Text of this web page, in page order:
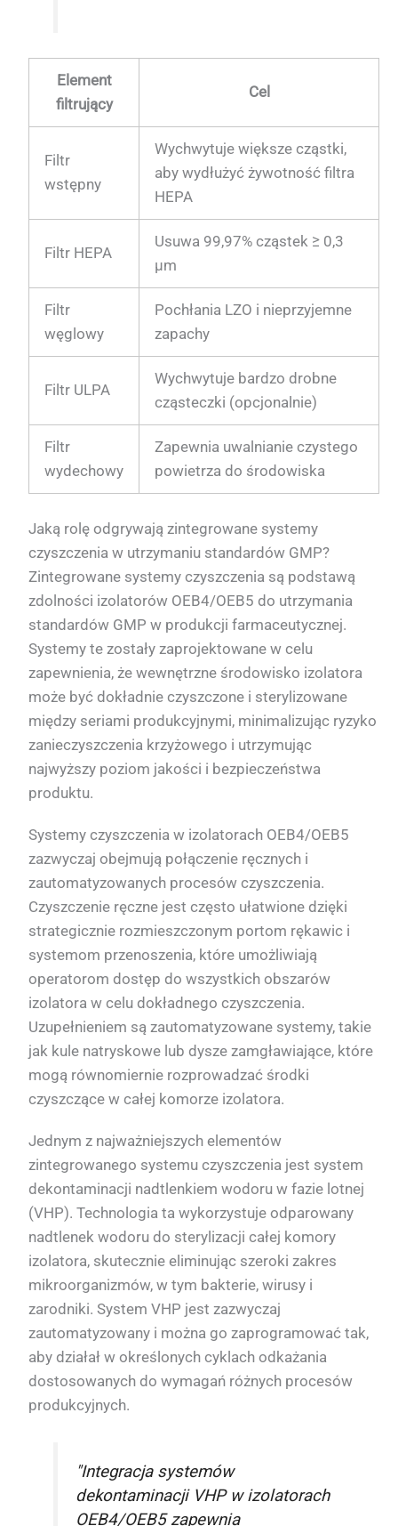
Element
filtrujący
Cel
Filtr
wstępny
Wychwytuje większe cząstki,
aby wydłużyć żywotność filtra
HEPA
Filtr HEPA
Usuwa 99,97% cząstek ≥ 0,3
µm
Filtr
węglowy
Pochłania LZO i nieprzyjemne
zapachy
Filtr ULPA
Wychwytuje bardzo drobne
cząsteczki (opcjonalnie)
Filtr
wydechowy
Zapewnia uwalnianie czystego
powietrza do środowiska
Jaką rolę odgrywają zintegrowane systemy
czyszczenia w utrzymaniu standardów GMP?
Zintegrowane systemy czyszczenia są podstawą
zdolności izolatorów OEB4/OEB5 do utrzymania
standardów GMP w produkcji farmaceutycznej.
Systemy te zostały zaprojektowane w celu
zapewnienia, że wewnętrzne środowisko izolatora
może być dokładnie czyszczone i sterylizowane
między seriami produkcyjnymi, minimalizując ryzyko
zanieczyszczenia krzyżowego i utrzymując
najwyższy poziom jakości i bezpieczeństwa
produktu.
Systemy czyszczenia w izolatorach OEB4/OEB5
zazwyczaj obejmują połączenie ręcznych i
zautomatyzowanych procesów czyszczenia.
Czyszczenie ręczne jest często ułatwione dzięki
strategicznie rozmieszczonym portom rękawic i
systemom przenoszenia, które umożliwiają
operatorom dostęp do wszystkich obszarów
izolatora w celu dokładnego czyszczenia.
Uzupełnieniem są zautomatyzowane systemy, takie
jak kule natryskowe lub dysze zamgławiające, które
mogą równomiernie rozprowadzać środki
czyszczące w całej komorze izolatora.
Jednym z najważniejszych elementów
zintegrowanego systemu czyszczenia jest system
dekontaminacji nadtlenkiem wodoru w fazie lotnej
(VHP). Technologia ta wykorzystuje odparowany
nadtlenek wodoru do sterylizacji całej komory
izolatora, skutecznie eliminując szeroki zakres
mikroorganizmów, w tym bakterie, wirusy i
zarodniki. System VHP jest zazwyczaj
zautomatyzowany i można go zaprogramować tak,
aby działał w określonych cyklach odkażania
dostosowanych do wymagań różnych procesów
produkcyjnych.
"Integracja systemów
dekontaminacji VHP w izolatorach
OEB4/OEB5 zapewnia